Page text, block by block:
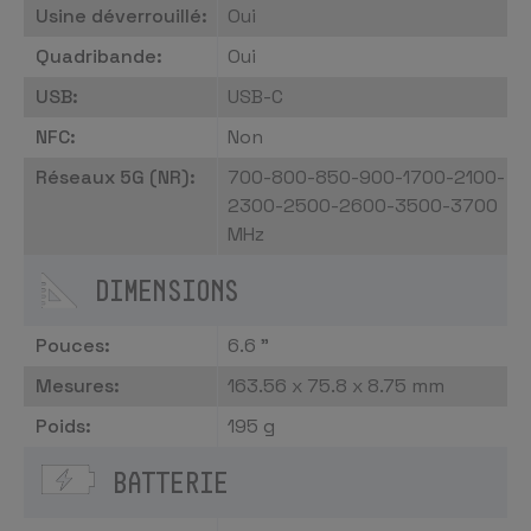
Usine déverrouillé:
Oui
Quadribande:
Oui
USB:
USB-C
NFC:
Non
Réseaux 5G (NR):
700-800-850-900-1700-2100-
2300-2500-2600-3500-3700
MHz
DIMENSIONS
Pouces:
6.6 "
Mesures:
163.56 x 75.8 x 8.75 mm
Poids:
195 g
BATTERIE